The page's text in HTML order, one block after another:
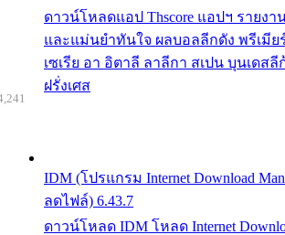
ดาวน์โหลดแอป Thscore แอปฯ รายงา
และแม่นยำทันใจ ผลบอลลีกดัง พรีเมี
เซเรีย อา อิตาลี ลาลีกา สเปน บุนเดสลี
ฝรั่งเศส
IDM (โปรแกรม Internet Download
ลดไฟล์) 6.43.7
ดาวน์โหลด IDM โหลด Internet